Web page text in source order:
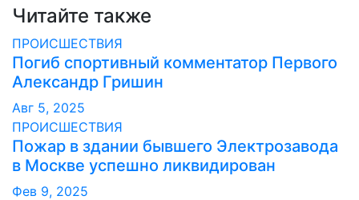
записям
Читайте также
ПРОИСШЕСТВИЯ
Погиб спортивный комментатор Первого
Александр Гришин
Авг 5, 2025
ПРОИСШЕСТВИЯ
Пожар в здании бывшего Электрозавода
в Москве успешно ликвидирован
Фев 9, 2025